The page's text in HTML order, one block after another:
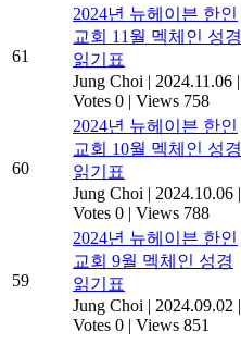
61
2024년 뉴헤이븐 한인
교회 11월 멕체인 성경
읽기표
Jung Choi | 2024.11.06 |
Votes 0 | Views 758
60
2024년 뉴헤이븐 한인
교회 10월 멕체인 성경
읽기표
Jung Choi | 2024.10.06 |
Votes 0 | Views 788
59
2024년 뉴헤이븐 한인
교회 9월 멕체인 성경
읽기표
Jung Choi | 2024.09.02 |
Votes 0 | Views 851